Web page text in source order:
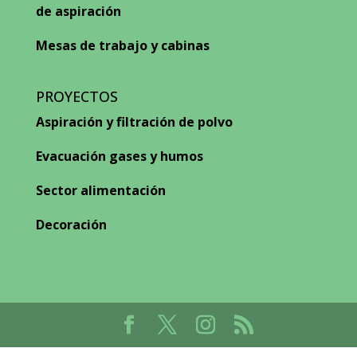
de aspiración
Mesas de trabajo y cabinas
PROYECTOS
Aspiración y filtración de polvo
Evacuación gases y humos
Sector alimentación
Decoración